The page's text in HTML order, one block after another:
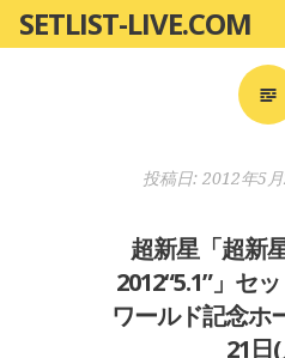
ン
SETLIST-LIVE.COM
投稿日: 2012年5
超新星「超新
2012“5.1”」セ
ワールド記念ホ
21日